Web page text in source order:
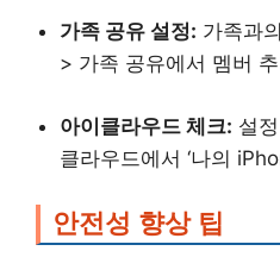
가족 공유 설정: 가족과
> 가족 공유에서 멤버
아이클라우드 체크: 설
클라우드에서 ‘나의
안전성 향상 팁